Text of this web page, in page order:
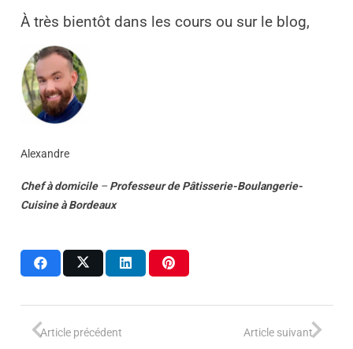
À très bientôt dans les cours ou sur le blog,
Alexandre
Chef à domicile–Professeur de Pâtisserie-Boulangerie-
Cuisine à Bordeaux
Article précédent Article suivant